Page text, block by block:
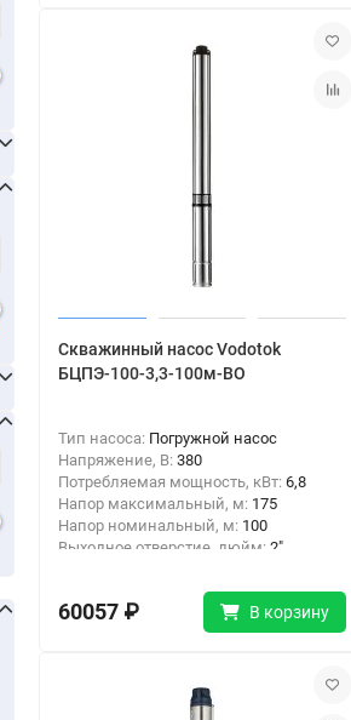
Скважинный насос Vodotok
БЦПЭ-100-3,3-100м-ВО
Тип насоса: Погружной насос
Напряжение, В: 380
Потребляемая мощность, кВт: 6,8
Напор максимальный, м: 175
Напор номинальный, м: 100
Выходное отверстие, дюйм: 2"
60057 ₽ В корзину